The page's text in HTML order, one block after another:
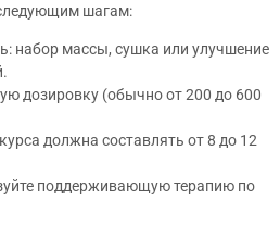
шагам:
набор массы, сушка или улучшение
дозировку (обычно от 200 до 600
должна составлять от 8 до 12
поддерживающую терапию по